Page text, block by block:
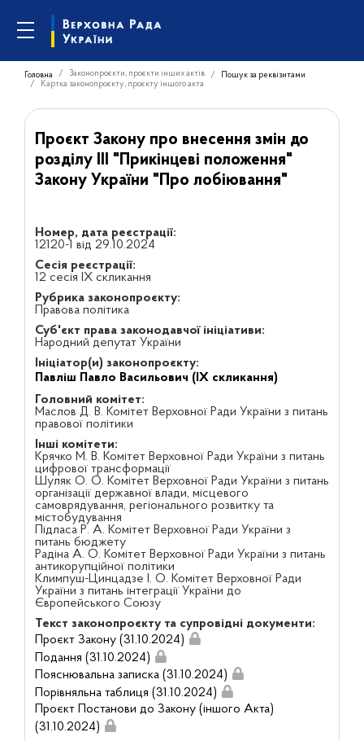
Головна Законопроєкти, проєкти інших актів
Пошук за реквізитами
Картка законопроєкту, проєкту іншого акта
Проєкт Закону про внесення змін до
розділу ІІІ "Прикінцеві положення"
Закону України "Про лобіювання"
Номер, дата реєстрації:
12120-1 від 29.10.2024
Сесія реєстрації:
12 сесія IX скликання
Рубрика законопроєкту:
Правова політика
Суб'єкт права законодавчої ініціативи:
Народний депутат України
Ініціатор(и) законопроєкту:
Павліш Павло Васильович (IX скликання)
Головний комітет:
Маслов Д. В. Комітет Верховної Ради України з питань
правової політики
Інші комітети:
Крячко М. В. Комітет Верховної Ради України з питань
цифрової трансформації
Шуляк О. О. Комітет Верховної Ради України з питань
організації державної влади, місцевого
самоврядування, регіонального розвитку та
містобудування
Підласа Р. А. Комітет Верховної Ради України з
питань бюджету
Радіна А. О. Комітет Верховної Ради України з питань
антикорупційної політики
Климпуш-Цинцадзе І. О. Комітет Верховної Ради
України з питань інтеграції України до
Європейського Союзу
Текст законопроєкту та супровідні документи:
Проєкт Закону (31.10.2024)
Подання (31.10.2024)
Пояснювальна записка (31.10.2024)
Порівняльна таблиця (31.10.2024)
Проєкт Постанови до Закону (іншого Акта)
(31.10.2024)